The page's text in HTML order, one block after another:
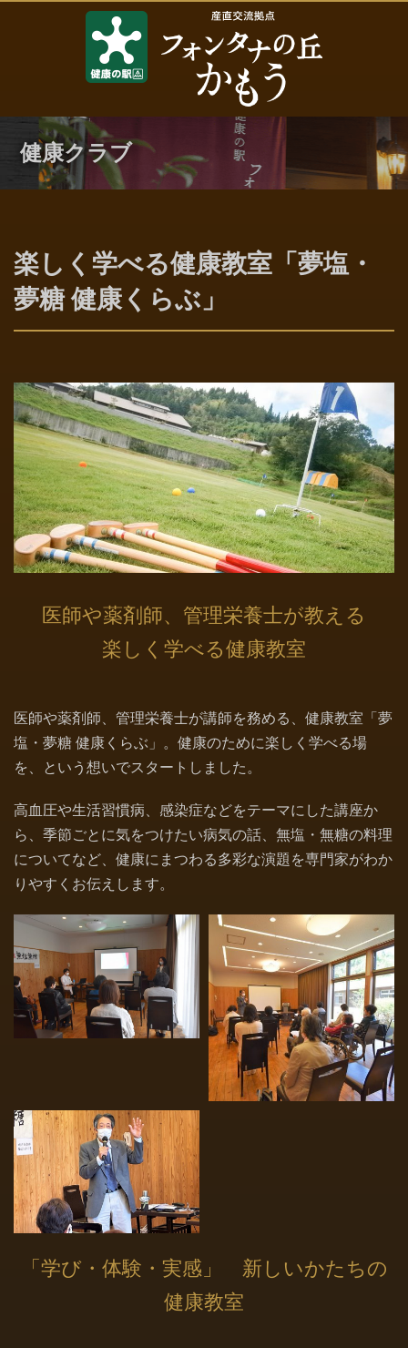
健康クラブ
楽しく学べる健康教室「夢塩・
夢糖 健康くらぶ」
医師や薬剤師、管理栄養士が教える
楽しく学べる健康教室
医師や薬剤師、管理栄養士が講師を務める、健康教室「夢
塩・夢糖 健康くらぶ」。健康のために楽しく学べる場
を、という想いでスタートしました。
高血圧や生活習慣病、感染症などをテーマにした講座か
ら、季節ごとに気をつけたい病気の話、無塩・無糖の料理
についてなど、健康にまつわる多彩な演題を専門家がわか
りやすくお伝えします。
「学び・体験・実感」 新しいかたちの
健康教室